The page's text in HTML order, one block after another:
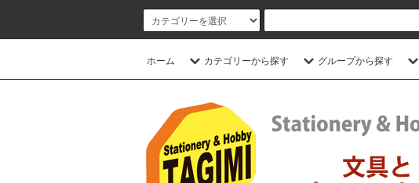
ホーム カテゴリーから探す グループから探す